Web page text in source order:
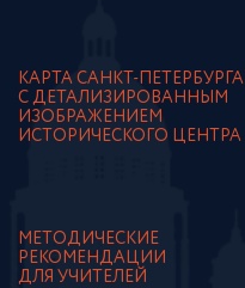
КАРТА САНКТ-ПЕТЕРБУРГА
С ДЕТАЛИЗИРОВАННЫМ
ИЗОБРАЖЕНИЕМ
ИСТОРИЧЕСКОГО ЦЕНТРА
МЕТОДИЧЕСКИЕ
РЕКОМЕНДАЦИИ
ДЛЯ УЧИТЕЛЕЙ